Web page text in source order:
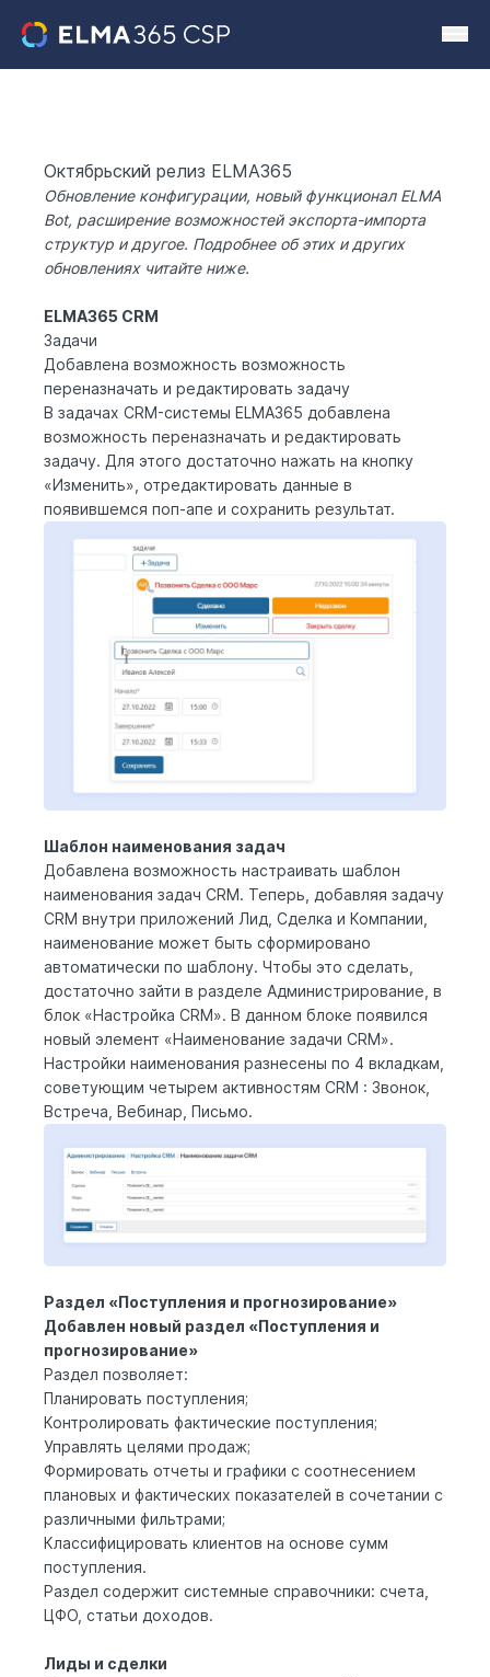
Октябрьский релиз ELMA365
Обновление конфигурации, новый функционал ELMA
Bot, расширение возможностей экспорта-импорта
структур и другое. Подробнее об этих и других
обновлениях читайте ниже.
ELMA365 CRM
Задачи
Добавлена возможность возможность
переназначать и редактировать задачу
В задачах CRM-системы ELMA365 добавлена
возможность переназначать и редактировать
задачу. Для этого достаточно нажать на кнопку
«Изменить», отредактировать данные в
появившемся поп-апе и сохранить результат.
Шаблон наименования задач
Добавлена возможность настраивать шаблон
наименования задач CRM. Теперь, добавляя задачу
CRM внутри приложений Лид, Сделка и Компании,
наименование может быть сформировано
автоматически по шаблону. Чтобы это сделать,
достаточно зайти в разделе Администрирование, в
блок «Настройка CRM». В данном блоке появился
новый элемент «Наименование задачи CRM».
Настройки наименования разнесены по 4 вкладкам,
советующим четырем активностям CRM : Звонок,
Встреча, Вебинар, Письмо.
Раздел «Поступления и прогнозирование»
Добавлен новый раздел «Поступления и
прогнозирование»
Раздел позволяет:
Планировать поступления;
Контролировать фактические поступления;
Управлять целями продаж;
Формировать отчеты и графики с соотнесением
плановых и фактических показателей в сочетании с
различными фильтрами;
Классифицировать клиентов на основе сумм
поступления.
Раздел содержит системные справочники: счета,
ЦФО, статьи доходов.
Лиды и сделки